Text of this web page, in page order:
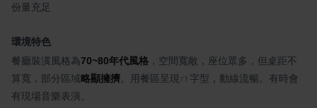
份量充足
環境特色
餐廳裝潢風格為70~80年代風格 ，空間寬敞，座位眾多，但桌距不
算寬，部分區域略顯擁擠 。用餐區呈現ㄇ字型，動線流暢。有時會
有現場音樂表演。